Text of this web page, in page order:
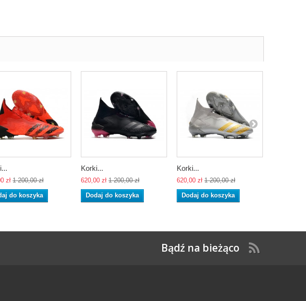
zł 1 200,00 zł
do koszyka
Korki...
620,00 zł 1 200,00 zł
Dodaj do koszyka
Korki...
620,00 zł 1 200,00 zł
Dodaj do koszyka
Bądź na bieżąco